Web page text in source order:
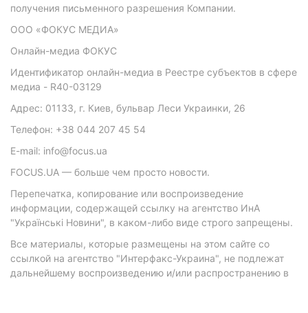
получения письменного разрешения Компании.
ООО «ФОКУС МЕДИА»
Онлайн-медиа ФОКУС
Идентификатор онлайн-медиа в Реестре субъектов в сфере
медиа - R40-03129
Адрес: 01133, г. Киев, бульвар Леси Украинки, 26
Телефон: +38 044 207 45 54
E-mail: info@focus.ua
FOCUS.UA — больше чем просто новости.
Перепечатка, копирование или воспроизведение
информации, содержащей ссылку на агентство ИнА
"Українські Новини", в каком-либо виде строго запрещены.
Все материалы, которые размещены на этом сайте со
ссылкой на агентство "Интерфакс-Украина", не подлежат
дальнейшему воспроизведению и/или распространению в